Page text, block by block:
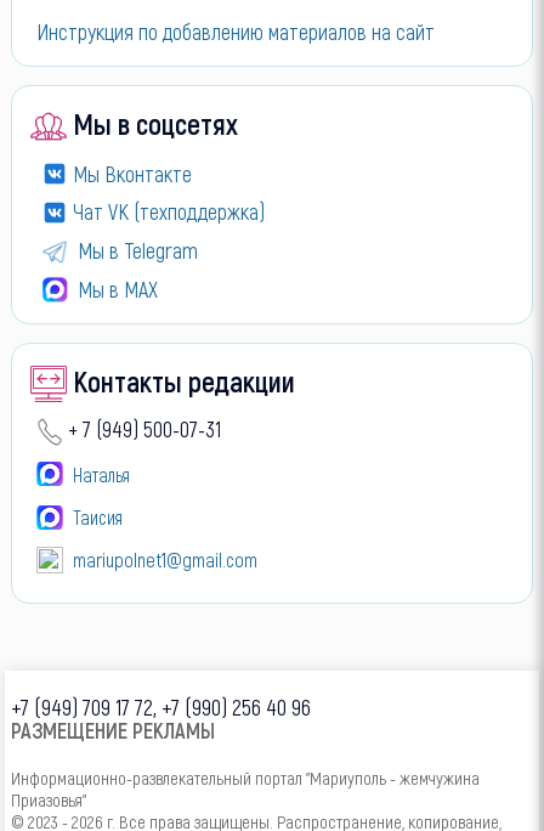
Инструкция по добавлению материалов на сайт
Мы в соцсетях
Мы Вконтакте
Чат VK (техподдержка)
Мы в Telegram
Мы в МАХ
Контакты редакции
+ 7 (949) 500-07-31
Наталья
Таисия
mariupolnet1@gmail.com
+7 (949) 709 17 72, +7 (990) 256 40 96
РАЗМЕЩЕНИЕ РЕКЛАМЫ
Информационно-развлекательный портал "Мариуполь - жемчужина
Приазовья"
© 2023 - 2026 г. Все права защищены. Распространение, копирование,